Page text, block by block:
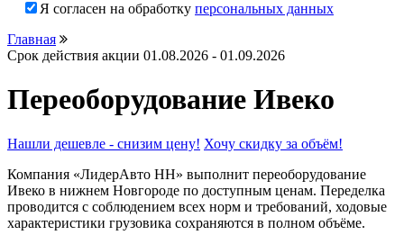
Я согласен на обработку персональных данных
Главная
Срок действия акции 01.08.2026 - 01.09.2026
Переоборудование Ивеко
Нашли дешевле - снизим цену! Хочу скидку за объём!
Компания «ЛидерАвто НН» выполнит переоборудование
Ивеко в нижнем Новгороде по доступным ценам. Переделка
проводится с соблюдением всех норм и требований, ходовые
характеристики грузовика сохраняются в полном объёме.